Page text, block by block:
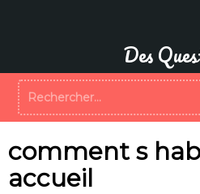
Des
comment s
accueil
Rechercher :